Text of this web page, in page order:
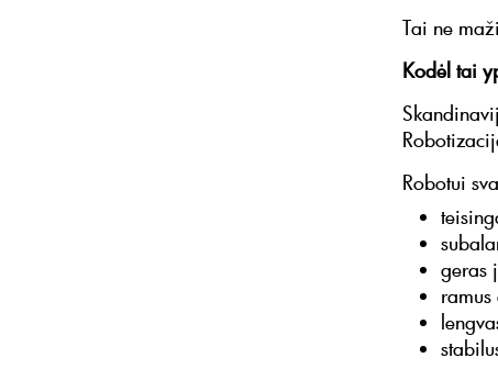
Tai ne
Kodėl tai
Robotui
geras
ramus